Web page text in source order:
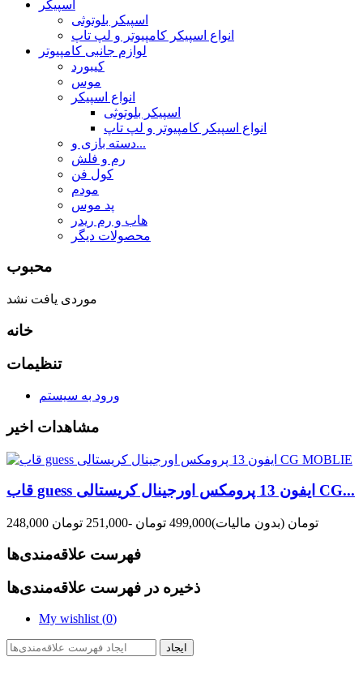
اسپیکر
اسپیکر بلوتوثی
انواع اسپیکر کامپیوتر و لپ تاپ
لوازم جانبی کامپیوتر
کیبورد
موس
انواع اسپیکر
اسپیکر بلوتوثی
انواع اسپیکر کامپیوتر و لپ تاپ
دسته بازی و...
رم و فلش
کول فن
مودم
پد موس
هاب و رم ریدر
محصولات دیگر
محبوب
موردی یافت نشد
خانه
تنظیمات
ورود به سیستم
مشاهدات اخیر
قاب guess ایفون 13 پرومکس اورجینال کریستالی CG...
248,000 تومان (بدون مالیات)499,000 تومان -251,000 تومان
فهرست علاقه‌مندی‌ها
ذخیره در فهرست علاقه‌مندی‌ها
My wishlist (0)
ایجاد